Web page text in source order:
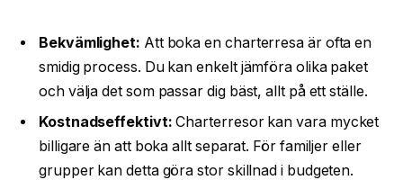
Bekvämlighet: Att boka en charterresa är ofta en
smidig process. Du kan enkelt jämföra olika paket
och välja det som passar dig bäst, allt på ett ställe.
Kostnadseffektivt: Charterresor kan vara mycket
billigare än att boka allt separat. För familjer eller
grupper kan detta göra stor skillnad i budgeten.